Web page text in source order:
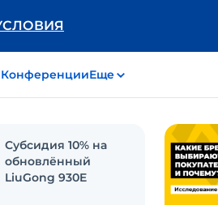
КонференцииЕще
Субсидия 10% на
обновлённый
LiuGong 930E